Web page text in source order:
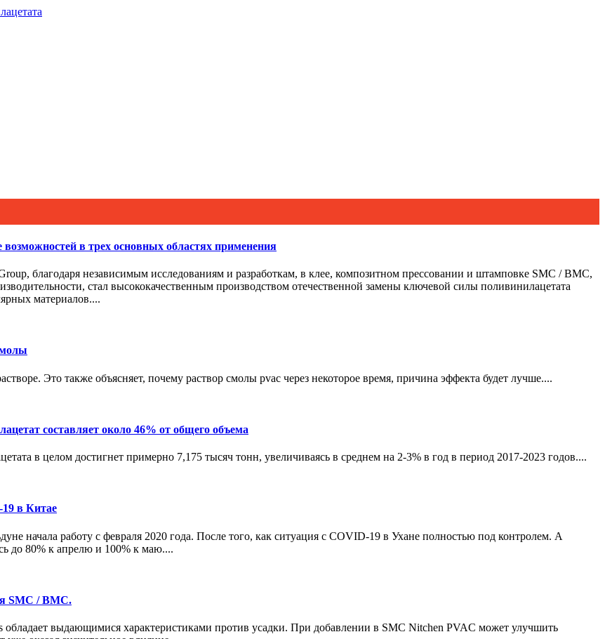
в трех основных областях применения
благодаря независимым исследованиям и разработкам, в клее, композитном прессовании и штамповке SMC / BMC,
стал высококачественным производством отечественной замены ключевой силы поливинилацетата
материалов....
Это также объясняет, почему раствор смолы pvac через некоторое время, причина эффекта будет лучше....
составляет около 46% от общего объема
в целом достигнет примерно 7,175 тысяч тонн, увеличиваясь в среднем на 2-3% в год в период 2017-2023 годов....
19 в Китае
начала работу с февраля 2020 года. После того, как ситуация с COVID-19 в Ухане полностью под контролем. А
до 80% к апрелю и 100% к маю....
SMC / BMC.
выдающимися характеристиками против усадки. При добавлении в SMC Nitchen PVAC может улучшить